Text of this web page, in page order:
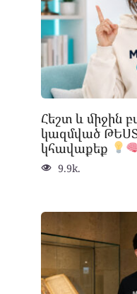
Հեշտ և միջին
կազմված
կհավաքեք
9.9k.